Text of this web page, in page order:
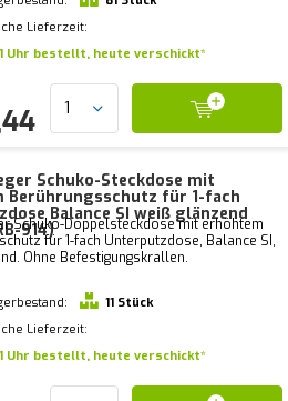
Lieferzeit:
Uhr bestellt, heute verschickt*
Schuko-Steckdose mit
Berührungsschutz für 1-fach
Balance SI weiß glänzend
914)
Schuko-Doppelsteckdose mit erhöhtem
für 1-fach Unterputzdose, Balance SI,
Ohne Befestigungskrallen.
11 Stück
Lieferzeit:
Uhr bestellt, heute verschickt*